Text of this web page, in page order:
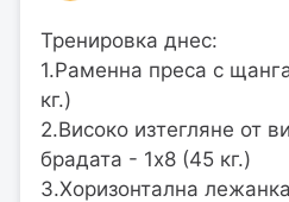
Тренировка днес:
1.Раменна преса с
кг.)
2.Високо изтегляне от
брадата - 1х8 (45 кг.)
3.Хоризонтална